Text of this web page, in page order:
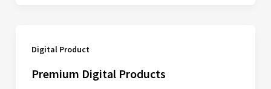
Digital Product
Premium Digital Products